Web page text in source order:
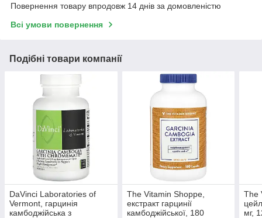
Повернення товару впродовж 14 днів за домовленістю
Всі умови повернення
Подібні товари компанії
DaVinci Laboratories of
Vermont, гарцинія
камбоджійська з
The Vitamin Shoppe,
екстракт гарцинії
камбоджійської, 180
The
мг,